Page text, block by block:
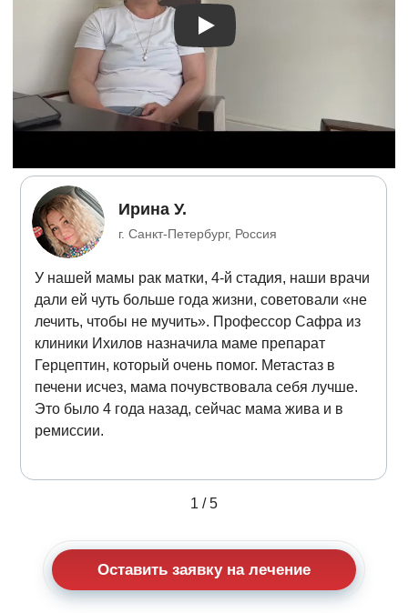
Видео отзыв 2
Ирина У.
г. Санкт-Петербург, Россия
У нашей мамы рак матки, 4-й стадия, наши врачи
дали ей чуть больше года жизни, советовали «не
лечить, чтобы не мучить». Профессор Сафра из
клиники Ихилов назначила маме препарат
Герцептин, который очень помог. Метастаз в
печени исчез, мама почувствовала себя лучше.
Это было 4 года назад, сейчас мама жива и в
ремиссии.
1 /5
Оставить заявку на лечение